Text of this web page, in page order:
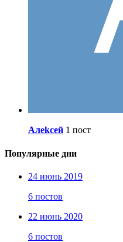
Алеkсей 1 пост
Популярные дни
24 июнь 2019
6 постов
22 июнь 2020
6 постов